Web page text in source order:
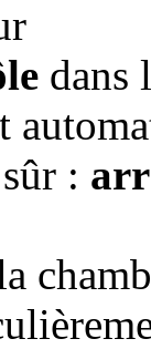
dans
: